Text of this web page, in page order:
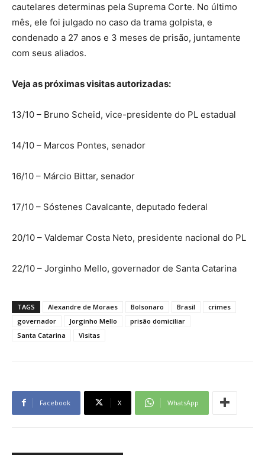
cautelares determinas pela Suprema Corte. No último
mês, ele foi julgado no caso da trama golpista, e
condenado a 27 anos e 3 meses de prisão, juntamente
com seus aliados.
Veja as próximas visitas autorizadas:
13/10 – Bruno Scheid, vice-presidente do PL estadual
14/10 – Marcos Pontes, senador
16/10 – Márcio Bittar, senador
17/10 – Sóstenes Cavalcante, deputado federal
20/10 – Valdemar Costa Neto, presidente nacional do PL
22/10 – Jorginho Mello, governador de Santa Catarina
TAGS Alexandre de Moraes Bolsonaro Brasil
crimes
governador
Jorginho Mello
prisão domiciliar
Santa Catarina
Visitas
Facebook X WhatsApp